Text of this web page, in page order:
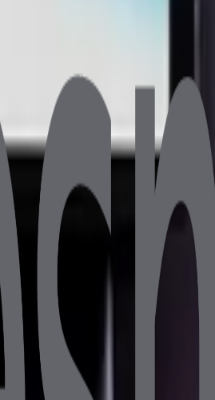
11.6" USB Müşteri Ekranlı